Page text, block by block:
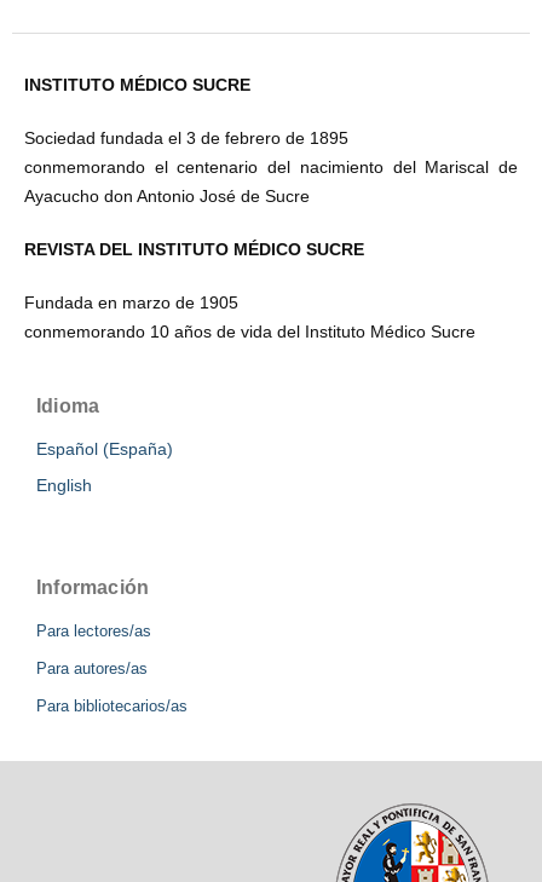
INSTITUTO MÉDICO SUCRE
Sociedad fundada el 3 de febrero de 1895
conmemorando el centenario del nacimiento del Mariscal de
Ayacucho don Antonio José de Sucre
REVISTA DEL INSTITUTO MÉDICO SUCRE
Fundada en marzo de 1905
conmemorando 10 años de vida del Instituto Médico Sucre
Idioma
Español (España)
English
Información
Para lectores/as
Para autores/as
Para bibliotecarios/as